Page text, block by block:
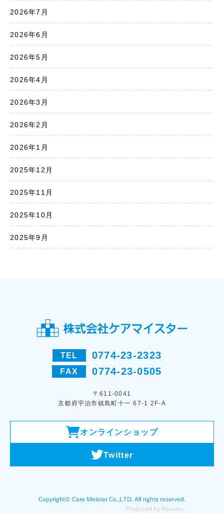
2026年7月
2026年6月
2026年5月
2026年4月
2026年3月
2026年2月
2026年1月
2025年12月
2025年11月
2025年10月
2025年9月
TEL 0774-23-2323
FAX 0774-23-0505
〒611-0041
京都府宇治市槙島町十一 67-1 2F-A
オンラインショップ
Twitter